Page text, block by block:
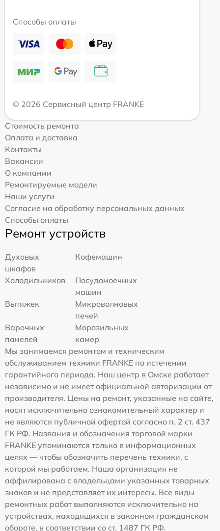
Способы оплаты
© 2026 Сервисный центр FRANKE
Стоимость ремонта
Оплата и доставка
Контакты
Вакансии
О компании
Ремонтируемые модели
Наши услуги
Согласие на обработку персональных данных
Способы оплаты
Ремонт устройств
Духовых
шкафов
Кофемашин
Холодильников
Посудомоечных
машин
Вытяжек
Микроволновых
печей
Варочных
панелей
Морозильных
камер
Мы занимаемся ремонтом и техническим
обслуживанием техники FRANKE по истечении
гарантийного периода. Наш центр в Омске работает
независимо и не имеет официальной авторизации от
производителя. Цены на ремонт, указанные на сайте,
носят исключительно ознакомительный характер и
не являются публичной офертой согласно п. 2 ст. 437
ГК РФ. Названия и обозначения торговой марки
FRANKE упоминаются только в информационных
целях — чтобы обозначить перечень техники, с
которой мы работаем. Наша организация не
аффилирована с владельцами указанных товарных
знаков и не представляет их интересы. Все виды
ремонтных работ выполняются исключительно на
устройствах, находящихся в законном гражданском
обороте, в соответствии со ст. 1487 ГК РФ.